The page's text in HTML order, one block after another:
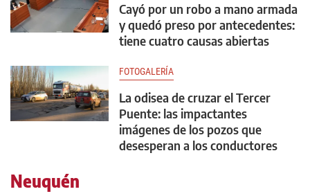
Cayó por un robo a mano armada
y quedó preso por antecedentes:
tiene cuatro causas abiertas
FOTOGALERÍA
La odisea de cruzar el Tercer
Puente: las impactantes
imágenes de los pozos que
desesperan a los conductores
Neuquén